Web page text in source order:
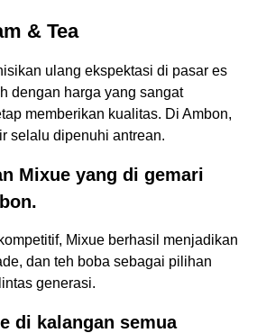
& Tea
ulang ekspektasi di pasar es
dengan harga yang sangat
memberikan kualitas. Di Ambon,
selalu dipenuhi antrean.
Mixue yang di gemari
Mixue berhasil menjadikan
dan teh boba sebagai pilihan
generasi.
di kalangan semua